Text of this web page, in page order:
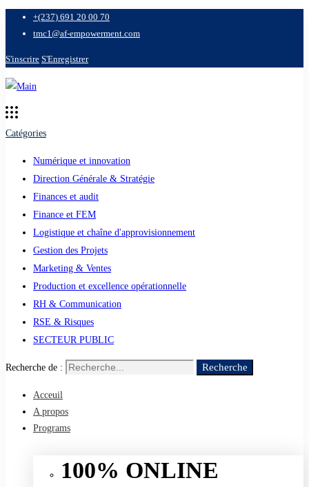
+(237) 691 20 00 70
tmc1@af-empowerment.com
S'inscrire S'Enregistrer
Catégories
Numérique et innovation
Direction Générale & Stratégie
Finances et audit
Finance et FEM
Logistique et chaîne d'approvisionnement
Gestion des Projets
Marketing & Ventes
Production et excellence opérationnelle
RH & Communication
RSE & Risques
SECTEUR PUBLIC
Recherche de : Recherche
Acceuil
A propos
Programs
100% ONLINE